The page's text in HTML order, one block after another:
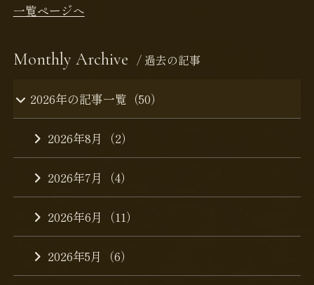
一覧ページへ
Monthly Archive / 過去の記事
2026年の記事一覧（50）
2026年8月（2）
2026年7月（4）
2026年6月（11）
2026年5月（6）